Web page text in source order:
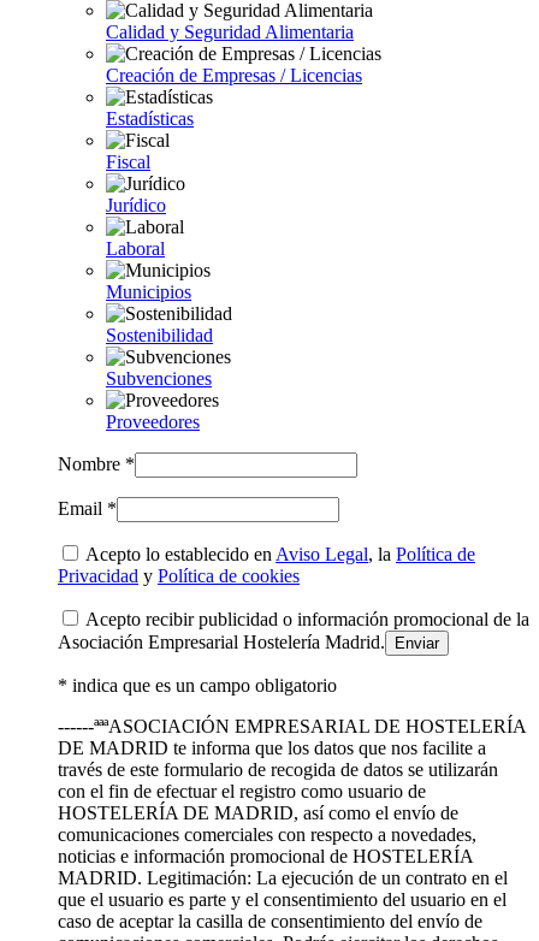
Calidad y Seguridad Alimentaria
Creación de Empresas / Licencias
Estadísticas
Fiscal
Jurídico
Laboral
Municipios
Sostenibilidad
Subvenciones
Proveedores
Nombre *
Email *
Acepto lo establecido en Aviso Legal, la Política de
Privacidad y Política de cookies
Acepto recibir publicidad o información promocional de la
Asociación Empresarial Hostelería Madrid.
* indica que es un campo obligatorio
------ªªªASOCIACIÓN EMPRESARIAL DE HOSTELERÍA
DE MADRID te informa que los datos que nos facilite a
través de este formulario de recogida de datos se utilizarán
con el fin de efectuar el registro como usuario de
HOSTELERÍA DE MADRID, así como el envío de
comunicaciones comerciales con respecto a novedades,
noticias e información promocional de HOSTELERÍA
MADRID. Legitimación: La ejecución de un contrato en el
que el usuario es parte y el consentimiento del usuario en el
caso de aceptar la casilla de consentimiento del envío de